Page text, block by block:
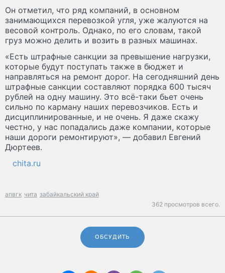
Он отметил, что ряд компаний, в основном
занимающихся перевозкой угля, уже жалуются на
весовой контроль. Однако, по его словам, такой
груз можно делить и возить в разных машинах.
«Есть штрафные санкции за превышение нагрузки,
которые будут поступать также в бюджет и
направляться на ремонт дорог. На сегодняшний день
штрафные санкции составляют порядка 600 тысяч
рублей на одну машину. Это всё-таки бьет очень
сильно по карману наших перевозчиков. Есть и
дисциплинированные, и не очень. Я даже скажу
честно, у нас попадались даже компании, которые
наши дороги ремонтируют», — добавил Евгений
Дюртеев.
chita.ru
апвгк чита забайкальский край
362 просмотров всего.
ОБСУДИТЬ